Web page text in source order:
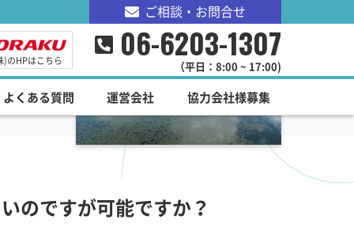
ご相談・お問合せ
)のHPはこちら 06-6203-1307
（平日：8:00 ~ 17:00)
よくある質問 運営会社 協力会社様募集
のですが可能ですか？